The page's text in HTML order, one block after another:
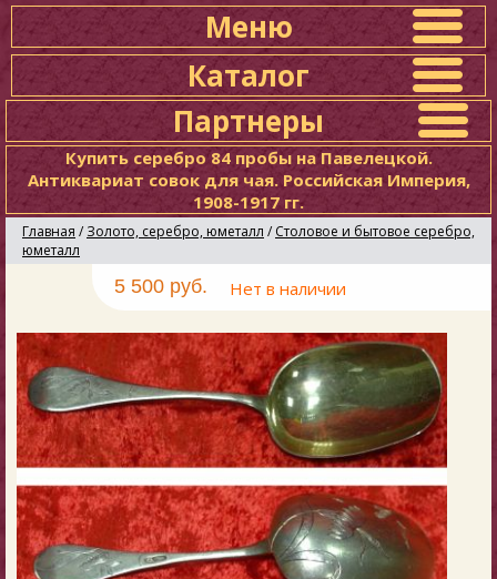
Меню
Каталог
Партнеры
Купить серебро 84 пробы на Павелецкой.
Антиквариат совок для чая. Российская Империя,
1908-1917 гг.
Главная / Золото, серебро, юметалл / Столовое и бытовое серебро,
юметалл
5 500 руб. Нет в наличии